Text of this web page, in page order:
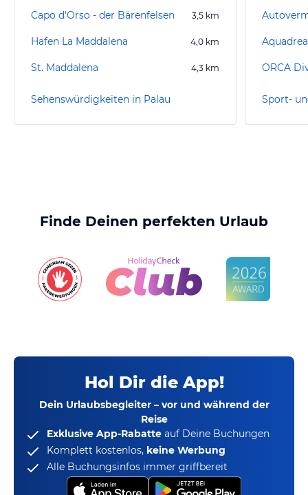
Capo d'Orso - der Bärenfelsen 3,5 km
Hafen La Maddalena 4,0 km
St. Maddalena 4,3 km
Sehenswürdigkeiten in Palau
ORCA
Sport-
Finde Deinen perfekten Urlaub
Hol Dir die App!
Dein Urlaubsbegleiter – vor und während der
Reise
Exklusive App-Rabatte auf Deine Buchungen
Komplett kostenlos, keine Werbung
Alle Buchungsinfos immer griffbereit